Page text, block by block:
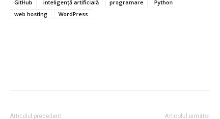
GitHub inteligență artificială programare
Python
web hosting
WordPress
Articolul precedent Articolul următor